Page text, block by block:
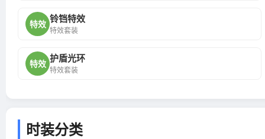
特效 铃铛特效
特效套装
特效 护盾光环
特效套装
时装分类